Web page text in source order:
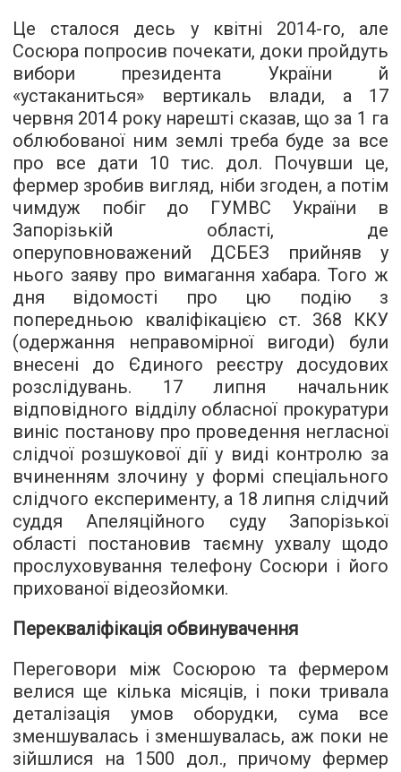
Це сталося десь у квітні 2014-го, але
Сосюра попросив почекати, доки пройдуть
вибори президента України й
«устаканиться» вертикаль влади, а 17
червня 2014 року нарешті сказав, що за 1 га
облюбованої ним землі треба буде за все
про все дати 10 тис. дол. Почувши це,
фермер зробив вигляд, ніби згоден, а потім
чимдуж побіг до ГУМВС України в
Запорізькій області, де
оперуповноважений ДСБЕЗ прийняв у
нього заяву про вимагання хабара. Того ж
дня відомості про цю подію з
попередньою кваліфікацією ст. 368 ККУ
(одержання неправомірної вигоди) були
внесені до Єдиного реєстру досудових
розслідувань. 17 липня начальник
відповідного відділу обласної прокуратури
виніс постанову про проведення негласної
слідчої розшукової дії у виді контролю за
вчиненням злочину у формі спеціального
слідчого експерименту, а 18 липня слідчий
суддя Апеляційного суду Запорізької
області постановив таємну ухвалу щодо
прослуховування телефону Сосюри і його
прихованої відеозйомки.
Перекваліфікація обвинувачення
Переговори між Сосюрою та фермером
велися ще кілька місяців, і поки тривала
деталізація умов оборудки, сума все
зменшувалась і зменшувалась, аж поки не
зійшлися на 1500 дол., причому фермер